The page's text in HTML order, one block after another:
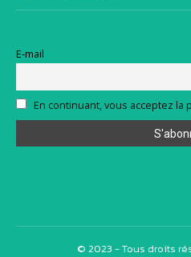
E-mail
En continuant, vous acceptez
© 2023 - Tous droits